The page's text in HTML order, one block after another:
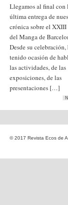
Etiquetas
animación anime
arte contemporáneo
japonés barcelona bl
boys'love
cine Cine chino
Cine japonés corea
del Sur crítica cómic
especial
estados
exposición fotografía
kong India irán islam
japonismo
literatura
Llegamos al final con
última entrega de
crónica sobre el XXIII
del Manga de
Desde su celebración,
tenido ocasión de
las actividades, de las
exposiciones, de las
presentaciones […]
© 2017 Revista Ecos de